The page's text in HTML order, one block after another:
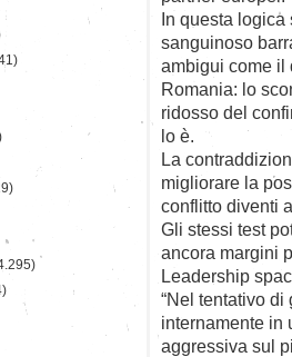
In questa logica
sanguinoso
ambigui come il
Romania: lo
ridosso del
lo è.
La
migliorare la
conflitto diventi
Gli stessi test
ancora margini
Leadership
“Nel tentativo
internamente in
aggressiva sul